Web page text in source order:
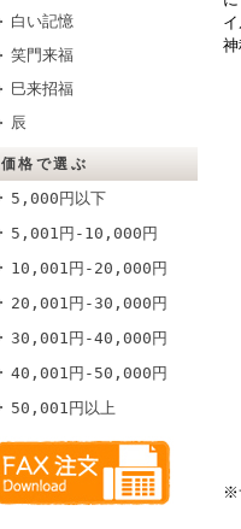
白い記憶
笑門来福
巳来招福
辰
価格で選ぶ
5,000円以下
5,001円-10,000円
10,001円-20,000円
20,001円-30,000円
30,001円-40,000円
40,001円-50,000円
50,001円以上
※